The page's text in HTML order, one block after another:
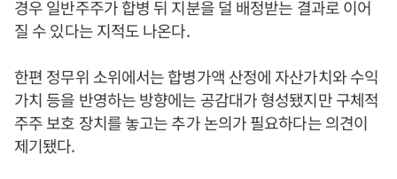
경우 일반주주가 합병 뒤 지분을 덜 배정받는 결과로 이어
질 수 있다는 지적도 나온다.
한편 정무위 소위에서는 합병가액 산정에 자산가치와 수익
가치 등을 반영하는 방향에는 공감대가 형성됐지만 구체적
주주 보호 장치를 놓고는 추가 논의가 필요하다는 의견이
제기됐다.